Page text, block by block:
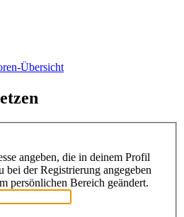
Übersicht
angeben, die in deinem Profil
bei der Registrierung angegeben
persönlichen Bereich geändert.